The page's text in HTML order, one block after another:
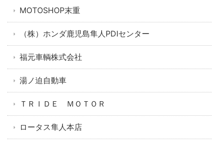
MOTOSHOP末重
（株）ホンダ鹿児島隼人PDIセンター
福元車輌株式会社
湯ノ迫自動車
ＴＲＩＤＥ ＭＯＴＯＲ
ロータス隼人本店